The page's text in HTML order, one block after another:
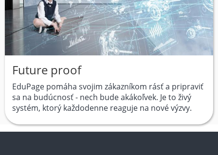
Future proof
EduPage pomáha svojim zákazníkom rásť a pripraviť
sa na budúcnosť - nech bude akákoľvek. Je to živý
systém, ktorý každodenne reaguje na nové výzvy.